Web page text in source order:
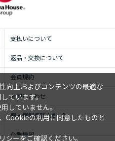
支払いについて
返品・交換について
会員規約
お問い合わせ
個人情報保護方針
企業情報
向上およびコンテンツの最適な
ています。
していません。
Cookieの利用に同意したものと
シーをご確認ください。